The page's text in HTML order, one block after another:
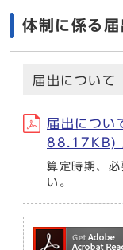
体制に係る
届出について
届出につい
88.17KB)
算定時期、
い。